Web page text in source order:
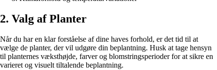
2. Valg af Planter
Når du har en klar forståelse af dine haves forhold, er det tid til at
vælge de planter, der vil udgøre din beplantning. Husk at tage hensyn
til planternes væksthøjde, farver og blomstringsperioder for at sikre en
varieret og visuelt tiltalende beplantning.